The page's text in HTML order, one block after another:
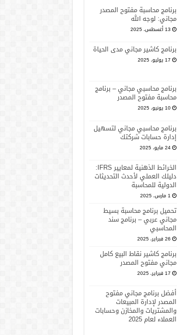
برنامج محاسبة مفتوح المصدر
مجاني: لوجه الله
13 أغسطس، 2025
برنامج كاشير مجاني مدى الحياة
17 يوليو، 2025
برنامج محاسبي مجاني – برنامج
محاسبة مفتوح المصدر
10 يونيو، 2025
برنامج محاسبي مجاني لتسهيل
إدارة حسابات شركتك
24 مايو، 2025
الخرائط الذهنية لمعايير IFRS:
دليلك العملي لأحدث التحديثات
الدولية للمحاسبة
1 مارس، 2025
تحميل برنامج محاسبة بسيط
مجاني عربي – برنامج سند
المحاسبي
26 فبراير، 2025
برنامج كاشير نقاط البيع كامل
مجاني مفتوح المصدر
17 فبراير، 2025
أفضل برنامج مجاني مفتوح
المصدر لإدارة المبيعات
والمشتريات والمخازن وحسابات
العملاء لعام 2025